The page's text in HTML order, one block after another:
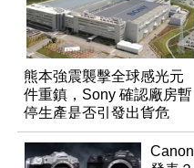
熊本強震襲擊全球感光元
件重鎮，Sony 確認廠房暫
停生產是否引發出貨危
機？